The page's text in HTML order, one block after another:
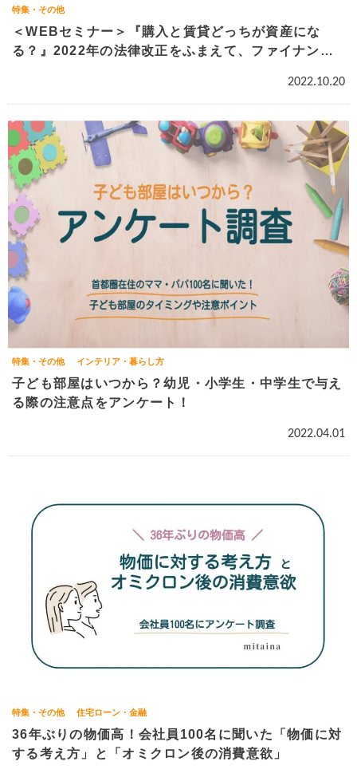
特集・その他
＜WEBセミナー＞『購入と賃貸どっちが資産にな
る？』2022年の法律改正をふまえて、ファイナンシ
2022.10.20
特集・その他 インテリア・暮らし方
子ども部屋はいつから？幼児・小学生・中学生で与え
る際の注意点をアンケート！
2022.04.01
特集・その他 住宅ローン・金融
36年ぶりの物価高！会社員100名に聞いた「物価に対
する考え方」と「オミクロン後の消費意欲」